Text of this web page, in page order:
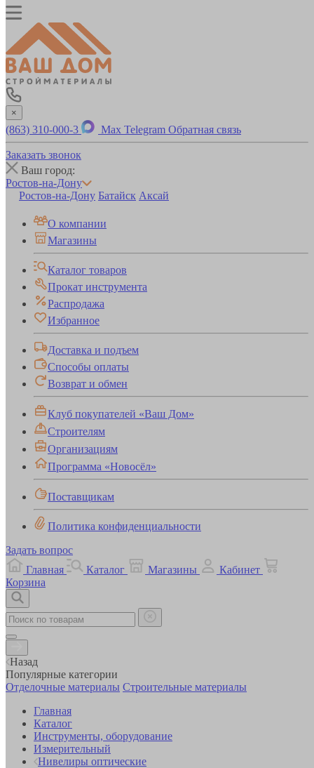
×
(863) 310-000-3 Max Telegram Обратная связь
Заказать звонок
Ваш город:
Ростов-на-Дону
Ростов-на-Дону Батайск Аксай
О компании
Магазины
Каталог товаров
Прокат инструмента
Распродажа
Избранное
Доставка и подъем
Способы оплаты
Возврат и обмен
Клуб покупателей «Ваш Дом»
Строителям
Организациям
Программа «Новосёл»
Поставщикам
Политика конфиденциальности
Задать вопрос
Главная
Каталог Магазины
Кабинет
Корзина
Назад
Популярные категории
Отделочные материалы Строительные материалы
Главная
Каталог
Инструменты, оборудование
Измерительный
Нивелиры оптические